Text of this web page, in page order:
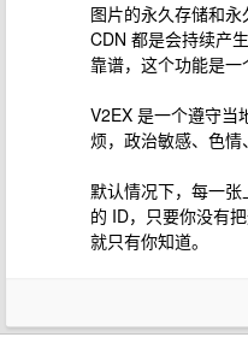
图片的永久存储和
CDN 都是会持续产
靠谱，这个功能是一
V2EX 是一个遵守当
烦，政治敏感、色情
默认情况下，每一
的 ID，只要你没有
就只有你知道。